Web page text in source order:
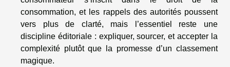
consommation, et les rappels des autorités poussent
vers plus de clarté, mais l’essentiel reste une
discipline éditoriale : expliquer, sourcer, et accepter la
complexité plutôt que la promesse d’un classement
magique.